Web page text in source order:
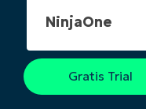
NinjaOne
Gratis Trial